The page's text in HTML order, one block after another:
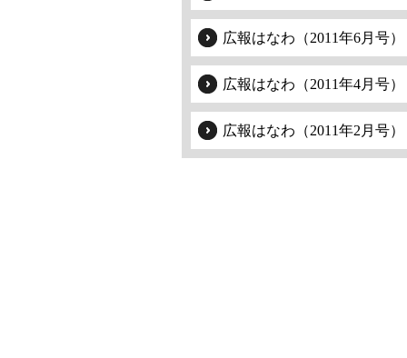
広報はなわ（2011年6月号）
広報はなわ（2011年4月号）
広報はなわ（2011年2月号）